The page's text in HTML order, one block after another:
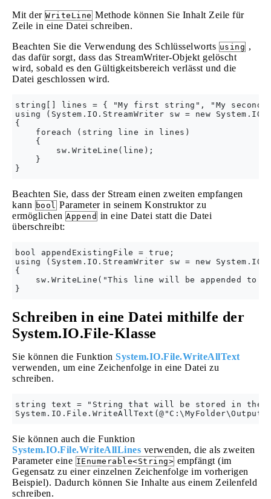
Mit der WriteLine Methode können Sie Inhalt Zeile für
Zeile in eine Datei schreiben.
Beachten Sie die Verwendung des Schlüsselworts using ,
das dafür sorgt, dass das StreamWriter-Objekt gelöscht
wird, sobald es den Gültigkeitsbereich verlässt und die
Datei geschlossen wird.
string[] lines = { "My first string", "My second
using (System.IO.StreamWriter sw = new
{
    foreach (string line in lines)
    {
        sw.WriteLine(line);
    }
Beachten Sie, dass der Stream einen zweiten empfangen
kann bool Parameter in seinem Konstruktor zu
ermöglichen Append in eine Datei statt die Datei
überschreibt:
bool appendExistingFile = true;
using (System.IO.StreamWriter sw = new
{
sw.WriteLine("This line will be appended to
Schreiben in eine Datei mithilfe der
System.IO.File-Klasse
Sie können die Funktion System.IO.File.WriteAllText
verwenden, um eine Zeichenfolge in eine Datei zu
schreiben.
string text = "String that will be stored in
Sie können auch die Funktion
System.IO.File.WriteAllLines verwenden, die als zweiten
Parameter eine IEnumerable<String> empfängt (im
Gegensatz zu einer einzelnen Zeichenfolge im vorherigen
Beispiel). Dadurch können Sie Inhalte aus einem Zeilenfeld
schreiben.